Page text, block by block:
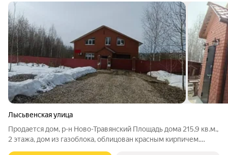
Лысьвенская улица
Продается дом, р-н Ново-Травянский Площадь дома 215,9 кв.м.,
2 этажа, дом из газоблока, облицован красным кирпичем.